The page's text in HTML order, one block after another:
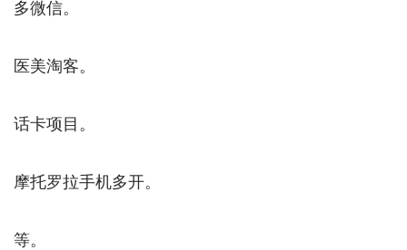
多微信。
医美淘客。
话卡项目。
摩托罗拉手机多开。
等。